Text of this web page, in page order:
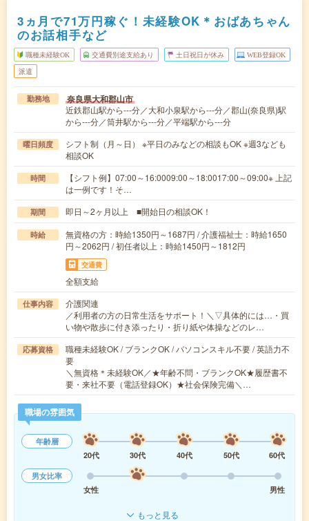
3ヵ月で71万円稼ぐ！未経験OK＊おばあちゃん
のお話相手など
職種未経験OK 交通費別途支給あり 土日祝日が休み WEB登録OK
派遣
勤務地 奈良県大和郡山市
近鉄郡山駅から---分／大和小泉駅から---分／郡山(奈良県)駅
から---分／筒井駅から---分／平端駅から---分
曜日頻度
シフト制（月～日） ※平日のみなどの相談もOK ※週3なども
相談OK
時間
【シフト例】07:00～16:0009:00～18:0017:00～09:00※ 上記
は一例です！そ…
期間 即日～2ヶ月以上 ■開始日の相談OK！
時給
無資格の方：時給1350円～1687円 / 介護福祉士：時給1650
円～2062円 / 初任者以上：時給1450円～1812円
交通費
全額支給
仕事内容
介護関連
／利用者の方の日常生活をサポート！＼▽具体的には…・買
い物や散歩に付き添ったり・折り紙や体操などのレ…
応募資格
職種未経験OK / ブランクOK / パソコンスキル不要 / 英語力不
要
＼無資格＊未経験OK／★年齢不問・ブランクOK★履歴書不
要・来社不要（電話登録OK）★社会保険完備＼…
職場の雰囲気
年齢層
20代
30代 40代 50代
60代
男女比率
女性
男性
もっと見る